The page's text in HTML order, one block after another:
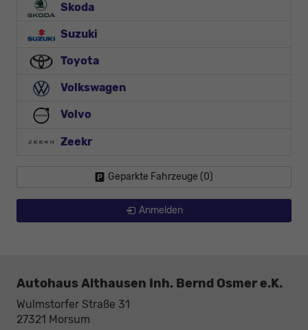
Skoda
Suzuki
Toyota
Volkswagen
Volvo
Zeekr
Geparkte Fahrzeuge (0)
Anmelden
Autohaus Althausen Inh. Bernd Osmer e.K.
Wulmstorfer Straße 31
27321 Morsum